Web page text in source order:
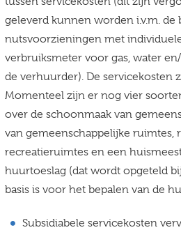
geleverd kunnen worden i.v.m.
nutsvoorzieningen met
verbruiksmeter voor gas, water
de verhuurder). De servicekosten
Momenteel zijn er nog vier
over de schoonmaak van
van gemeenschappelijke ruimtes,
recreatieruimtes en een
huurtoeslag (dat wordt opgeteld
basis is voor het bepalen van de
Subsidiabele servicekosten